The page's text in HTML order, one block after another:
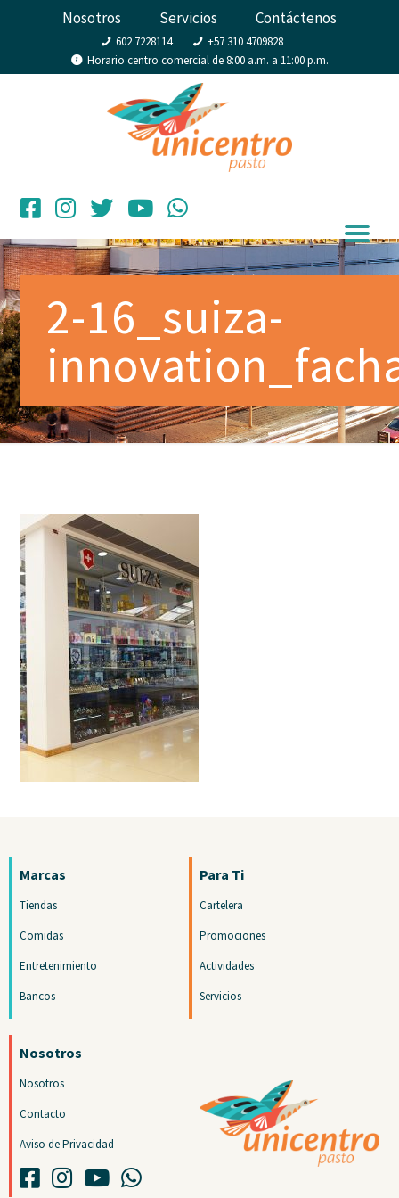
Nosotros Servicios Contáctenos
602 7228114
+57 310 4709828
Horario centro comercial de 8:00 a.m. a 11:00 p.m.
2-16_suiza-
Marcas
Tiendas
Comidas
Entretenimiento
Bancos
Para Ti
Cartelera
Promociones
Actividades
Servicios
Nosotros
Nosotros
Contacto
Aviso de Privacidad